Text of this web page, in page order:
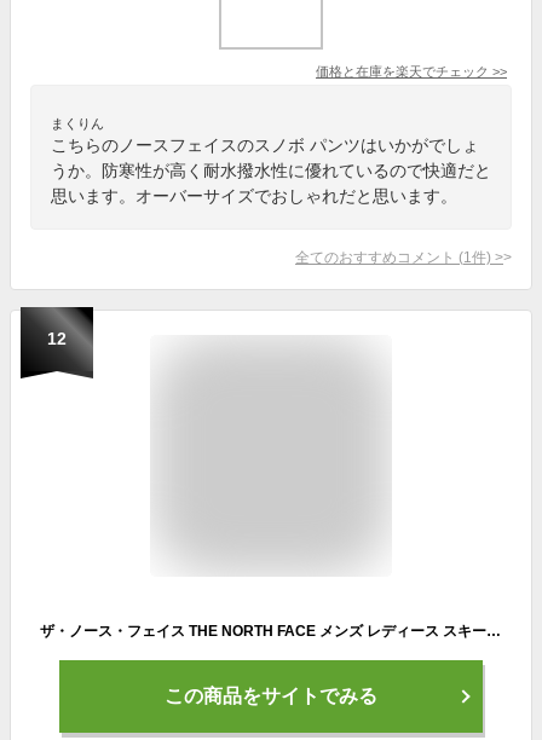
価格と在庫を楽天でチェック >>
まくりん
こちらのノースフェイスのスノボ パンツはいかがでしょ
うか。防寒性が高く耐水撥水性に優れているので快適だと
思います。オーバーサイズでおしゃれだと思います。
全てのおすすめコメント (1 件) >
12
ザ・ノース・フェイス THE NORTH FACE メンズ レディース スキー スノーボード パンツ LAYBACK Mid Pants レイバックミッドパンツ 保温 軽量 （品番） NA72511 （カラー）AG 【25-26モデル】
この商品をサイトでみる